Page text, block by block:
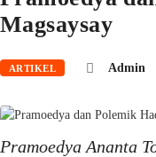
Magsaysay
ARTIKEL Admin
Pramoedya Ananta